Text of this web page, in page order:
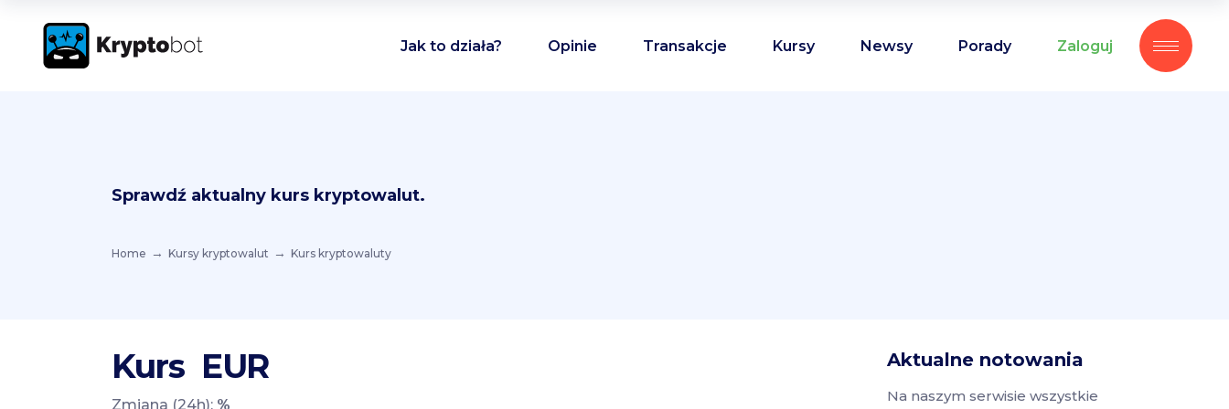
Jak to działa? Opinie Transakcje Kursy Newsy Porady Zaloguj
Sprawdź aktualny kurs kryptowalut.
Home Kursy kryptowalut Kurs kryptowaluty
Kurs EUR
Zmiana (24h): %
Aktualne notowania
Na naszym serwisie wszystkie